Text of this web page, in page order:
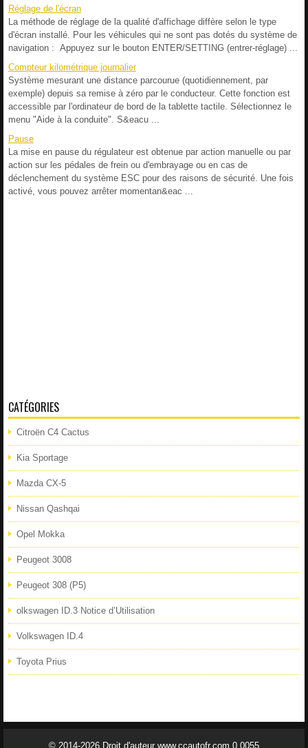
Réglage de l'écran
La méthode de réglage de la qualité d'affichage diffère selon le type
d'écran installé. Pour les véhicules qui ne sont pas dotés du système de
navigation : Appuyez sur le bouton ENTER/SETTING (entrer-réglage) ...
Compteur kilométrique journalier
Système mesurant une distance parcourue (quotidiennement, par
exemple) depuis sa remise à zéro par le conducteur. Cette fonction est
accessible par l'ordinateur de bord de la tablette tactile. Sélectionnez le
menu "Aide à la conduite". S&eacu ...
Pause
La mise en pause du régulateur est obtenue par action manuelle ou par
action sur les pédales de frein ou d'embrayage ou en cas de
déclenchement du système ESC pour des raisons de sécurité. Une fois
activé, vous pouvez arrêter momentan&eac ...
CATÉGORIES
Citroën C4 Cactus
Kia Sportage
Mazda CX-5
Nissan Qashqai
Opel Mokka
Peugeot 3008
Peugeot 308 (P5)
olkswagen ID.3 Notice d’Utilisation
Volkswagen ID.4
Toyota Prius
© 2014-2026 Droit d'auteur www.ccautofr.com 0.0055